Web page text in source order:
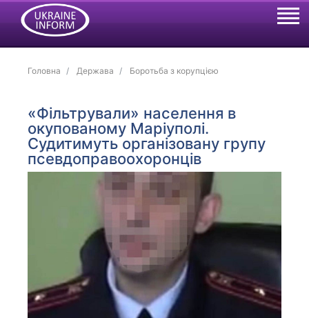
Головна Держава Боротьба з корупцією
«Фільтрували» населення в
окупованому Маріуполі.
Судитимуть організовану групу
псевдоправоохоронців